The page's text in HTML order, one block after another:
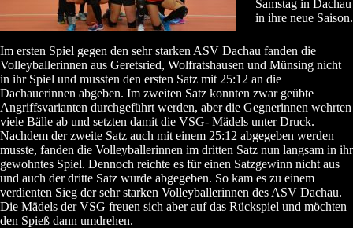
Samstag in Dachau
in ihre neue Saison.
Im ersten Spiel gegen den sehr starken ASV Dachau fanden die
Volleyballerinnen aus Geretsried, Wolfratshausen und Münsing nicht
in ihr Spiel und mussten den ersten Satz mit 25:12 an die
Dachauerinnen abgeben. Im zweiten Satz konnten zwar geübte
Angriffsvarianten durchgeführt werden, aber die Gegnerinnen wehrten
viele Bälle ab und setzten damit die VSG- Mädels unter Druck.
Nachdem der zweite Satz auch mit einem 25:12 abgegeben werden
musste, fanden die Volleyballerinnen im dritten Satz nun langsam in ihr
gewohntes Spiel. Dennoch reichte es für einen Satzgewinn nicht aus
und auch der dritte Satz wurde abgegeben. So kam es zu einem
verdienten Sieg der sehr starken Volleyballerinnen des ASV Dachau.
Die Mädels der VSG freuen sich aber auf das Rückspiel und möchten
den Spieß dann umdrehen.